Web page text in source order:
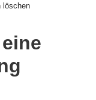
löschen